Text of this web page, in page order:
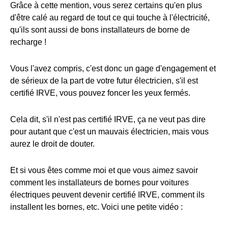
Grâce à cette mention, vous serez certains qu'en plus
d'être calé au regard de tout ce qui touche à l'électricité,
qu'ils sont aussi de bons installateurs de borne de
recharge !
Vous l'avez compris, c'est donc un gage d'engagement et
de sérieux de la part de votre futur électricien, s'il est
certifié IRVE, vous pouvez foncer les yeux fermés.
Cela dit, s'il n'est pas certifié IRVE, ça ne veut pas dire
pour autant que c'est un mauvais électricien, mais vous
aurez le droit de douter.
Et si vous êtes comme moi et que vous aimez savoir
comment les installateurs de bornes pour voitures
électriques peuvent devenir certifié IRVE, comment ils
installent les bornes, etc. Voici une petite vidéo :